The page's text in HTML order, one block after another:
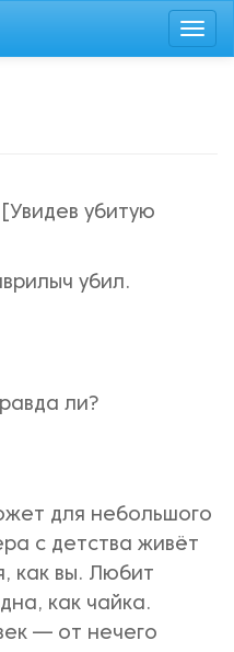
убитую
убил.
ли?
для небольшого
с детства живёт
как вы. Любит
как чайка.
— от нечего